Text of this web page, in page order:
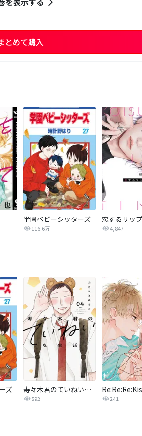
とめて購入
学園ベビーシッターズ
116.6万 4,847
ズ 寿々木君のていねいな生活
592 241